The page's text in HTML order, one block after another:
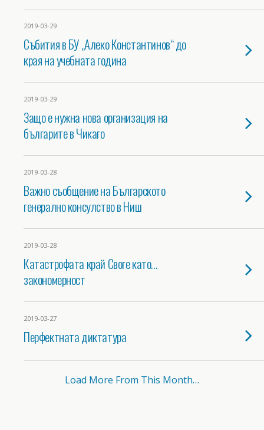
2019-03-29
Събития в БУ „Алеко Константинов“ до
края на учебната година
2019-03-29
Защо е нужна нова организация на
българите в Чикаго
2019-03-28
Важно съобщение на Българското
генерално консулство в Ниш
2019-03-28
Катастрофата край Своге като…
закономерност
2019-03-27
Перфектната диктатура
Load More From This Month…